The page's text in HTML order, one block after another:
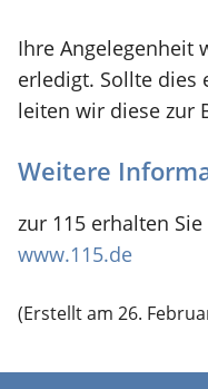
Ihre Angelegenheit
erledigt. Sollte dies
leiten wir diese zur
Weitere
zur 115 erhalten
www.115.de
(Erstellt am 26.